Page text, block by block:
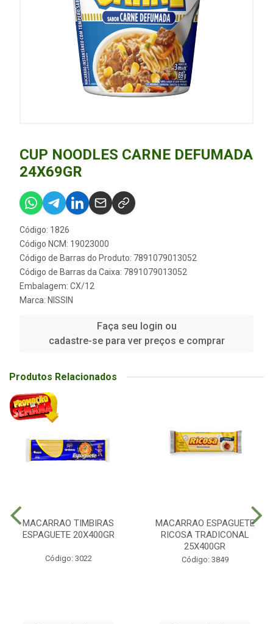
CUP NOODLES CARNE DEFUMADA
24X69GR
Código: 1826
Código NCM: 19023000
Código de Barras do Produto: 7891079013052
Código de Barras da Caixa: 7891079013052
Embalagem: CX/12
Marca: NISSIN
Faça seu login ou
cadastre-se para ver preços e comprar
Produtos Relacionados
MACARRAO TIMBIRAS
ESPAGUETE 20X400GR
Código: 3022
MACARRAO ESPAGUETE
RICOSA TRADICONAL
25X400GR
Código: 3849